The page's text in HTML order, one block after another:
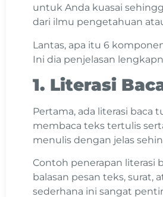
untuk Anda kuasai
dari ilmu pengetahuan
Lantas, apa itu 6
Ini dia penjelasan
1. Literasi
Pertama, ada literasi baca
membaca teks tertulis
menulis dengan jelas
Contoh penerapan literasi
balasan pesan teks, surat,
sederhana ini sangat